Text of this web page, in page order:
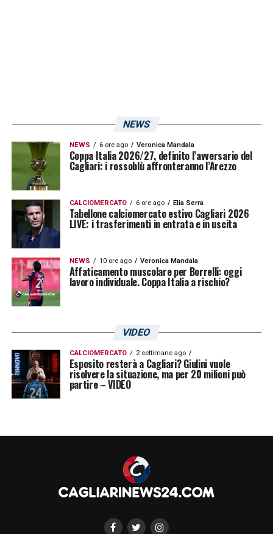
NEWS
NEWS 6 ore ago Veronica Mandala
Coppa Italia 2026/27, definito l’avversario del
Cagliari: i rossoblù affronteranno l’Arezzo
CALCIOMERCATO 6 ore ago Elia Serra
Tabellone calciomercato estivo Cagliari 2026
LIVE: i trasferimenti in entrata e in uscita
NEWS 10 ore ago Veronica Mandala
Affaticamento muscolare per Borrelli: oggi
lavoro individuale. Coppa Italia a rischio?
VIDEO
CALCIOMERCATO 2 settimane ago
Esposito resterà a Cagliari? Giulini vuole
risolvere la situazione, ma per 20 milioni può
partire – VIDEO